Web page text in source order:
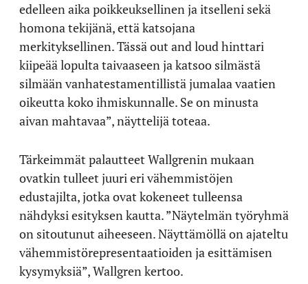
edelleen aika poikkeuksellinen ja itselleni sekä
homona tekijänä, että katsojana
merkityksellinen. Tässä out and loud hinttari
kiipeää lopulta taivaaseen ja katsoo silmästä
silmään vanhatestamentillistä jumalaa vaatien
oikeutta koko ihmiskunnalle. Se on minusta
aivan mahtavaa”, näyttelijä toteaa.
Tärkeimmät palautteet Wallgrenin mukaan
ovatkin tulleet juuri eri vähemmistöjen
edustajilta, jotka ovat kokeneet tulleensa
nähdyksi esityksen kautta. ”Näytelmän työryhmä
on sitoutunut aiheeseen. Näyttämöllä on ajateltu
vähemmistörepresentaatioiden ja esittämisen
kysymyksiä”, Wallgren kertoo.